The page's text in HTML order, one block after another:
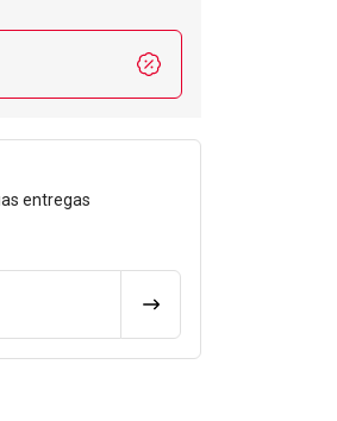
Frete
entregas
CALCULAR FRETE